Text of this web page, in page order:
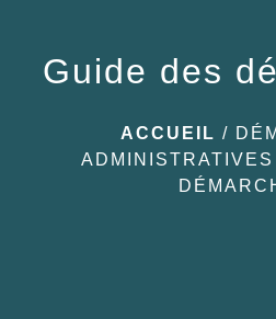
Guide des
ACCUEIL /
ADMINISTRATIVES